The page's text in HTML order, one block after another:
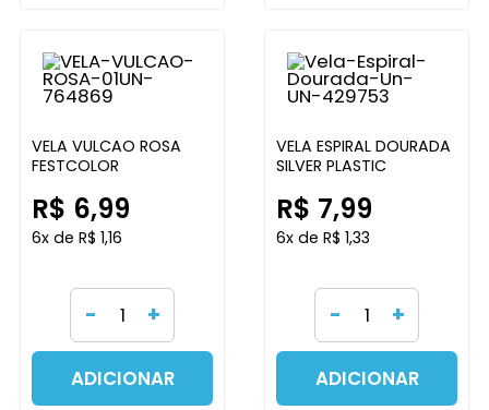
VELA VULCAO ROSA
FESTCOLOR
R$ 6,99
6x de R$ 1,16
- +
ADICIONAR
VELA ESPIRAL DOURADA
SILVER PLASTIC
R$ 7,99
6x de R$ 1,33
- +
ADICIONAR